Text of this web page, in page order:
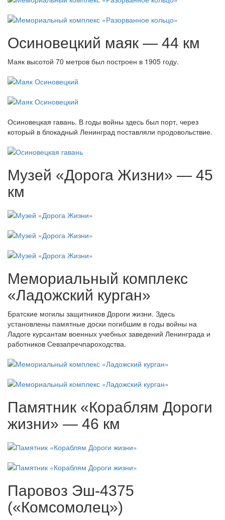
Осиновецкий маяк — 44 км
Маяк высотой 70 метров был построен в 1905 году.
Осиновецкая гавань. В годы войны здесь был порт, через
который в блокадный Ленинград поставляли продовольствие.
Музей «Дорога Жизни» — 45
км
Мемориальный комплекс
«Ладожский курган»
Братские могилы защитников Дороги жизни. Здесь
установлены памятные доски погибшим в годы войны на
Ладоге курсантам военных учебных заведений Ленинграда и
работников Севзапречпароходства.
Памятник «Кораблям Дороги
жизни» — 46 км
Паровоз Эш-4375
(«Комсомолец»)